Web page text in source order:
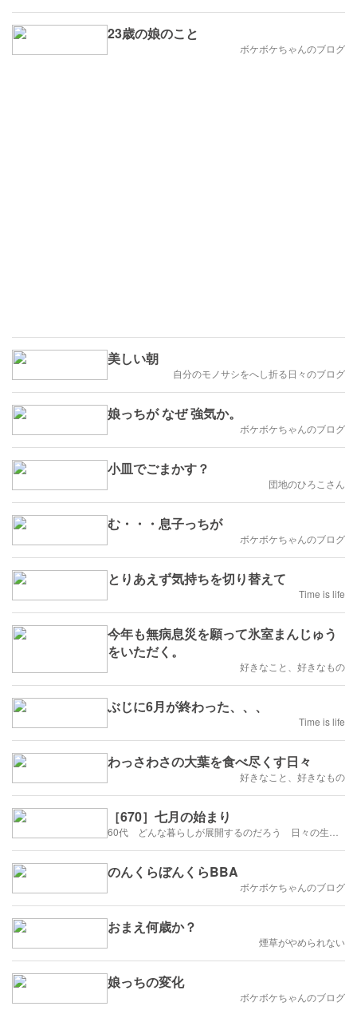
23歳の娘のこと
ボケボケちゃんのブログ
美しい朝
自分のモノサシをへし折る日々のブログ
娘っちが なぜ 強気か。
ボケボケちゃんのブログ
小皿でごまかす？
団地のひろこさん
む・・・息子っちが
ボケボケちゃんのブログ
とりあえず気持ちを切り替えて
Time is life
今年も無病息災を願って氷室まんじゅう
をいただく。
好きなこと、好きなもの
ぶじに6月が終わった、、、
Time is life
わっさわさの大葉を食べ尽くす日々
好きなこと、好きなもの
［670］七月の始まり
のんくらぼんくらBBA
ボケボケちゃんのブログ
おまえ何歳か？
煙草がやめられない
娘っちの変化
ボケボケちゃんのブログ